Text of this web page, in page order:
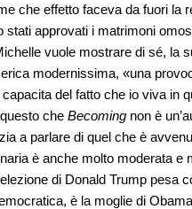
che effetto faceva da fuori la
stati approvati i matrimoni
vuole mostrare di sé, la
modernissima, «una
del fatto che io viva in
che Becoming non è
a parlare di quel che è
è anche molto moderata e
di Donald Trump
è la moglie di